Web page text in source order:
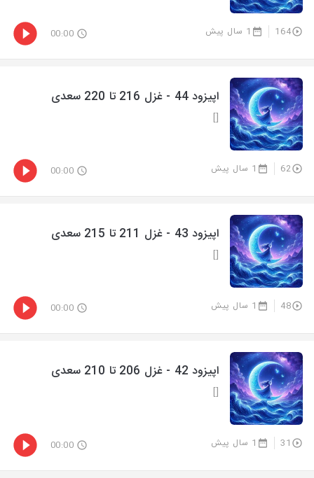
164 1 سال پیش 00:00
اپیزود 44 - غزل 216 تا 220 سعدی
[]
62 1 سال پیش 00:00
اپیزود 43 - غزل 211 تا 215 سعدی
[]
48 1 سال پیش 00:00
اپیزود 42 - غزل 206 تا 210 سعدی
[]
31 1 سال پیش 00:00